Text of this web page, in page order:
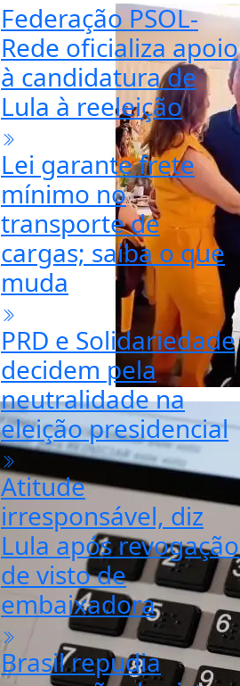
Federação PSOL-
Rede oficializa apoio
à candidatura de
Lula à reeleição
Lei garante frete
mínimo no
transporte de
cargas; saiba o que
muda
PRD e Solidariedade
decidem pela
neutralidade na
eleição presidencial
Atitude
irresponsável, diz
Lula após revogação
de visto de
embaixadora
Brasil repudia